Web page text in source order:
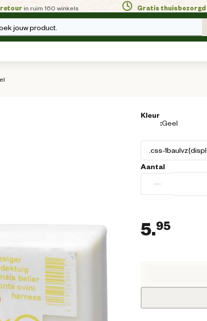
in ruim 160 winkels Gratis thuisbezorgd
jouw product.
Kleur
:Geel
Aantal
−
5.95